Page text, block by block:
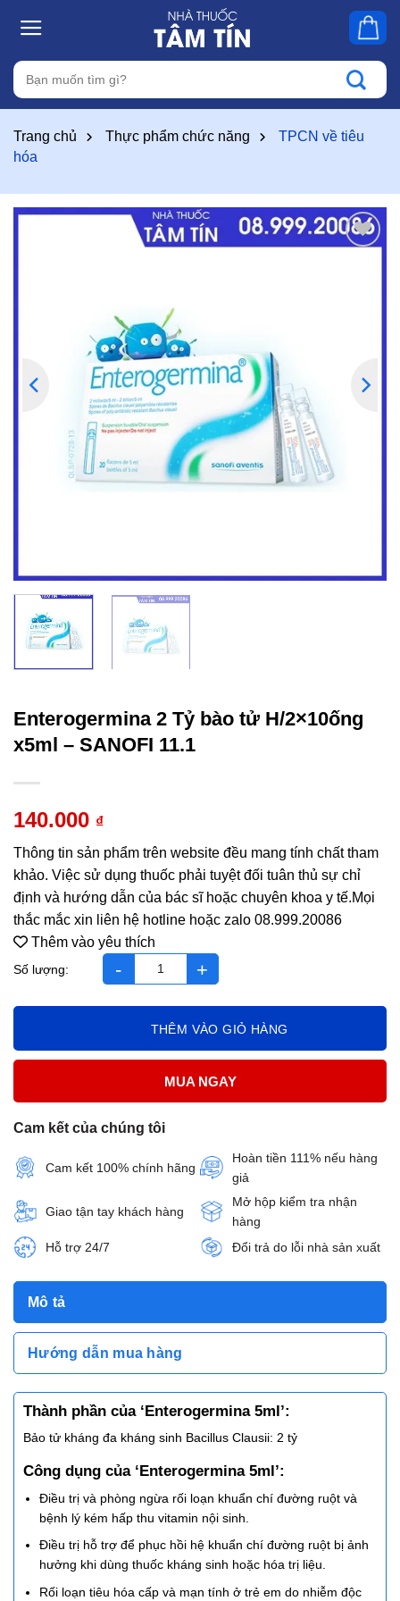
Tìm
kiếm:
Trang chủ Thực phẩm chức năng
TPCN về tiêu
hóa
Enterogermina 2 Tỷ bào tử H/2×10ống
x5ml – SANOFI 11.1
140.000 ₫
Enterogermina 2 Tỷ bào tử H/2x10ống x5ml - SANOFI 11.1 số
THÊM VÀO GIỎ HÀNG
MUA NGAY
Thông tin sản phẩm trên website đều mang tính chất tham
khảo. Việc sử dụng thuốc phải tuyệt đối tuân thủ sự chỉ
định và hướng dẫn của bác sĩ hoặc chuyên khoa y tế.Mọi
thắc mắc xin liên hệ hotline hoặc zalo 08.999.20086
Cam kết của chúng tôi
Cam kết 100% chính hãng
Hoàn tiền 111% nếu hàng
giả
Giao tận tay khách hàng
Mở hộp kiểm tra nhận
hàng
Hỗ trợ 24/7
Đổi trả do lỗi nhà sản xuất
Thêm vào yêu thích
Mô tả
Hướng dẫn mua hàng
Thành phần của ‘Enterogermina 5ml’:
Bảo tử kháng đa kháng sinh Bacillus Clausii: 2 tỷ
Công dụng của ‘Enterogermina 5ml’:
Điều trị và phòng ngừa rối loạn khuẩn chí đường ruột và
bệnh lý kém hấp thu vitamin nội sinh.
Điều trị hỗ trợ để phục hồi hệ khuẩn chí đường ruột bị ảnh
hưởng khi dùng thuốc kháng sinh hoặc hóa trị liệu.
Rối loạn tiêu hóa cấp và mạn tính ở trẻ em do nhiễm độc